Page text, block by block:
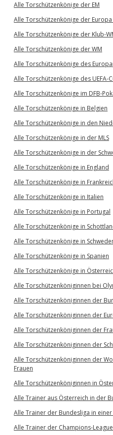
Alle Torschützenkönige der EM
Alle Torschützenkönige der Europa
Alle Torschützenkönige der Klub-
Alle Torschützenkönige der WM
Alle Torschützenkönige des
Alle Torschützenkönige des UEFA-
Alle Torschützenkönige im DFB-
Alle Torschützenkönige in Belgien
Alle Torschützenkönige in den
Alle Torschützenkönige in der MLS
Alle Torschützenkönige in der
Alle Torschützenkönige in England
Alle Torschützenkönige in
Alle Torschützenkönige in Italien
Alle Torschützenkönige in Portugal
Alle Torschützenkönige in
Alle Torschützenkönige in
Alle Torschützenkönige in Spanien
Alle Torschützenkönige in
Alle Torschützenköniginnen bei
Alle Torschützenköniginnen der
Alle Torschützenköniginnen der
Alle Torschützenköniginnen der
Alle Torschützenköniginnen der
Alle Torschützenköniginnen der
Frauen
Alle Torschützenköniginnen in
Alle Trainer aus Österreich in der
Alle Trainer der Bundesliga in einer
Alle Trainer der Champions-